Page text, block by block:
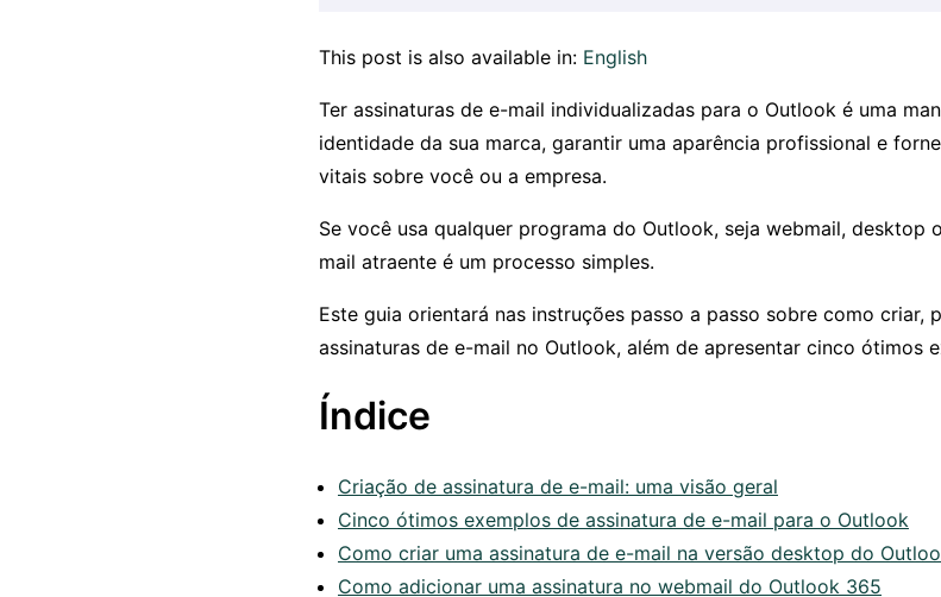
This post is also available in: English
Ter assinaturas de e-mail individualizadas para o Outlook é uma
identidade da sua marca, garantir uma aparência profissional e
vitais sobre você ou a empresa.
Se você usa qualquer programa do Outlook, seja webmail, desktop
mail atraente é um processo simples.
Este guia orientará nas instruções passo a passo sobre como criar,
assinaturas de e-mail no Outlook, além de apresentar cinco ótimos
Índice
Criação de assinatura de e-mail: uma visão geral
Cinco ótimos exemplos de assinatura de e-mail para o Outlook
Como criar uma assinatura de e-mail na versão desktop do
Como adicionar uma assinatura no webmail do Outlook 365